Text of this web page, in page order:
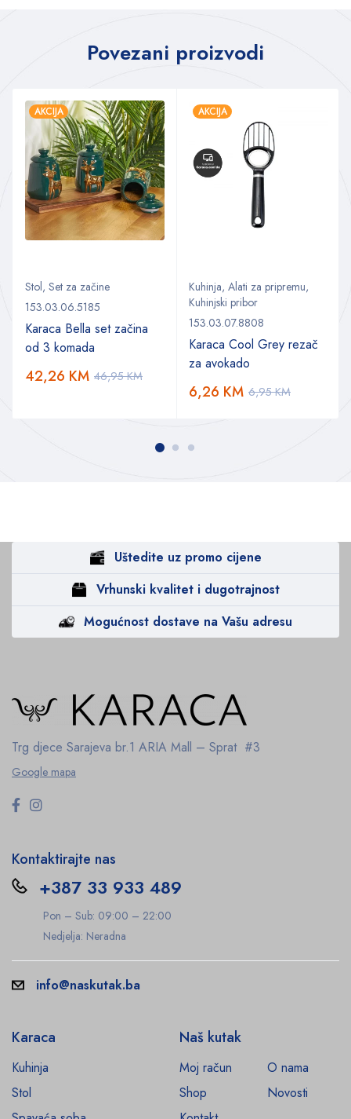
Povezani proizvodi
AKCIJA
Stol, Set za začine
153.03.06.5185
Karaca Bella set začina
od 3 komada
46,95KM
42,26 KM
AKCIJA
Kuhinja, Alati za pripremu,
Kuhinjski pribor
153.03.07.8808
Karaca Cool Grey rezač
za avokado
6,95KM
6,26 KM
Uštedite uz promo cijene
Vrhunski kvalitet i dugotrajnost
Mogućnost dostave na Vašu adresu
Trg djece Sarajeva br.1 ARIA Mall – Sprat #3
Google mapa
Kontaktirajte nas
+387 33 933 489
Pon – Sub: 09:00 – 22:00
Nedjelja: Neradna
info@naskutak.ba
Karaca
Kuhinja
Stol
Naš kutak
Moj račun
O nama
Shop
Novosti